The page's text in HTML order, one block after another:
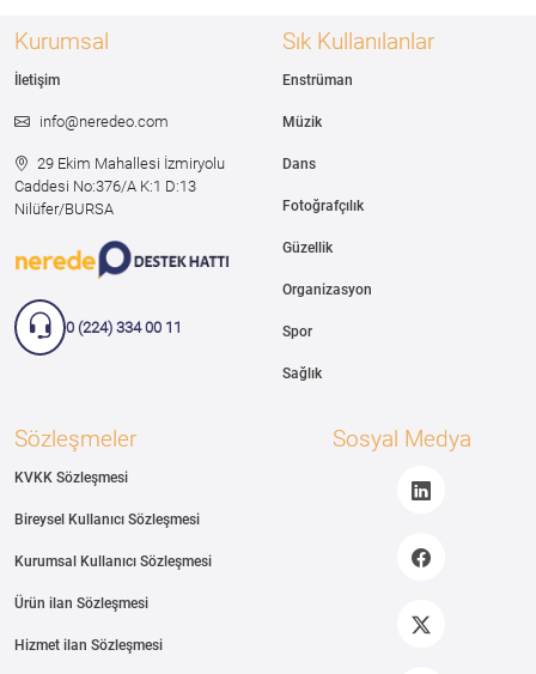
Kurumsal
İletişim
info@neredeo.com
29 Ekim Mahallesi İzmiryolu
Caddesi No:376/A K:1 D:13
Nilüfer/BURSA
0 (224) 334 00 11
Sık Kullanılanlar
Enstrüman
Müzik
Dans
Fotoğrafçılık
Güzellik
Organizasyon
Spor
Sağlık
Sözleşmeler
KVKK Sözleşmesi
Bireysel Kullanıcı Sözleşmesi
Kurumsal Kullanıcı Sözleşmesi
Ürün ilan Sözleşmesi
Hizmet ilan Sözleşmesi
Sosyal Medya